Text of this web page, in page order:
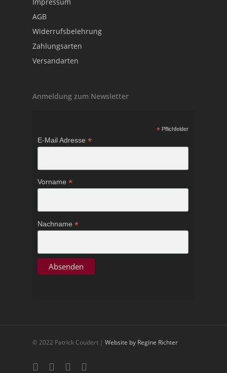
AGB
Widerrufsbelehrung
Zahlungsarten
Versandarten
Anmeldung zum Newsletter
*Pflichfelder
E-Mail Adresse *
Vorname *
Nachname *
© 2022 Patrick Coudert | Website by Regine Richter
twitterfacebookyoutubegoogle-